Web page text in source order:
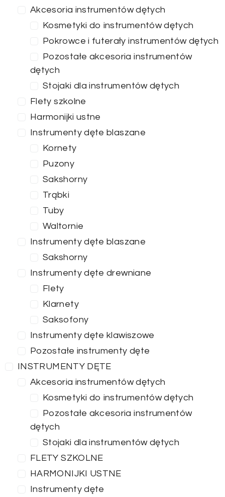
Akcesoria instrumentów dętych
Kosmetyki do instrumentów dętych
Pokrowce i futerały instrumentów dętych
Pozostałe akcesoria instrumentów
dętych
Stojaki dla instrumentów dętych
Flety szkolne
Harmonijki ustne
Instrumenty dęte blaszane
Kornety
Puzony
Sakshorny
Trąbki
Tuby
Waltornie
Instrumenty dęte blaszane
Sakshorny
Instrumenty dęte drewniane
Flety
Klarnety
Saksofony
Instrumenty dęte klawiszowe
Pozostałe instrumenty dęte
INSTRUMENTY DĘTE
Akcesoria instrumentów dętych
Kosmetyki do instrumentów dętych
Pozostałe akcesoria instrumentów
dętych
Stojaki dla instrumentów dętych
FLETY SZKOLNE
HARMONIJKI USTNE
Instrumenty dęte